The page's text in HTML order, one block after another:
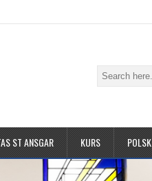
ST ANSGAR KURS POLSK